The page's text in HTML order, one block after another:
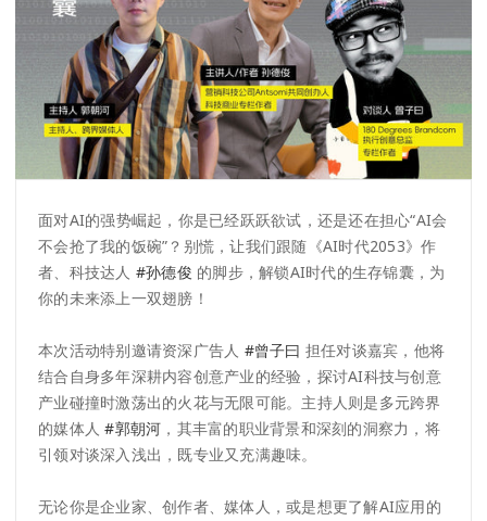
面对AI的强势崛起，你是已经跃跃欲试，还是还在担心“AI会
不会抢了我的饭碗”？别慌，让我们跟随《AI时代2053》作
者、科技达人 #孙德俊 的脚步，解锁AI时代的生存锦囊，为
你的未来添上一双翅膀！
本次活动特别邀请资深广告人 #曾子曰 担任对谈嘉宾，他将
结合自身多年深耕内容创意产业的经验，探讨AI科技与创意
产业碰撞时激荡出的火花与无限可能。主持人则是多元跨界
的媒体人#郭朝河 ，其丰富的职业背景和深刻的洞察力，将
引领对谈深入浅出，既专业又充满趣味。
无论你是企业家、创作者、媒体人，或是想更了解AI应用的